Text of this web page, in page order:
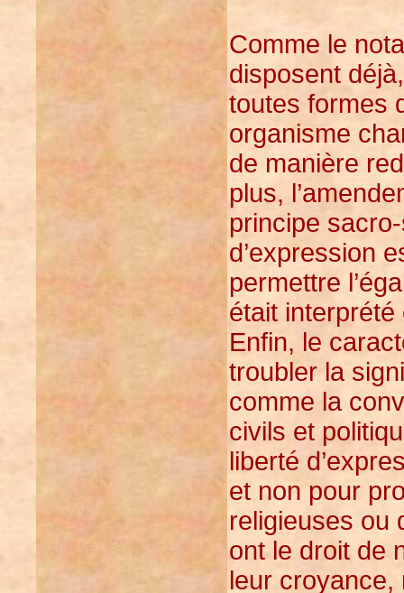
Comme le
disposent
toutes formes
organisme
de manière
plus,
principe
d’expression
permettre
était
Enfin, le
troubler la
comme la
civils et
liberté
et non pour
religieuses ou
ont le droit de
leur croyance,